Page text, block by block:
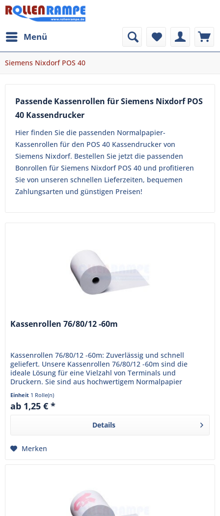
Menü
Siemens Nixdorf POS 40
Passende Kassenrollen für Siemens Nixdorf POS
40 Kassendrucker
Hier finden Sie die passenden Normalpapier-
Kassenrollen für den POS 40 Kassendrucker von
Siemens Nixdorf. Bestellen Sie jetzt die passenden
Bonrollen für Siemens Nixdorf POS 40 und profitieren
Sie von unseren schnellen Lieferzeiten, bequemen
Zahlungsarten und günstigen Preisen!
Kassenrollen 76/80/12 -60m
Kassenrollen 76/80/12 -60m: Zuverlässig und schnell
geliefert. Unsere Kassenrollen 76/80/12 -60m sind die
ideale Lösung für eine Vielzahl von Terminals und
Druckern. Sie sind aus hochwertigem Normalpapier
gefertigt, das eine klare...
Einheit 1 Rolle(n)
ab 1,25 € *
Details
Merken